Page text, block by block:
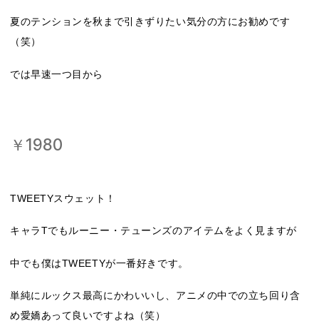
夏のテンションを秋まで引きずりたい気分の方にお勧めです
（笑）
では早速一つ目から
￥1980
TWEETYスウェット！
キャラTでもルーニー・テューンズのアイテムをよく見ますが
中でも僕はTWEETYが一番好きです。
単純にルックス最高にかわいいし、アニメの中での立ち回り含
め愛嬌あって良いですよね（笑）